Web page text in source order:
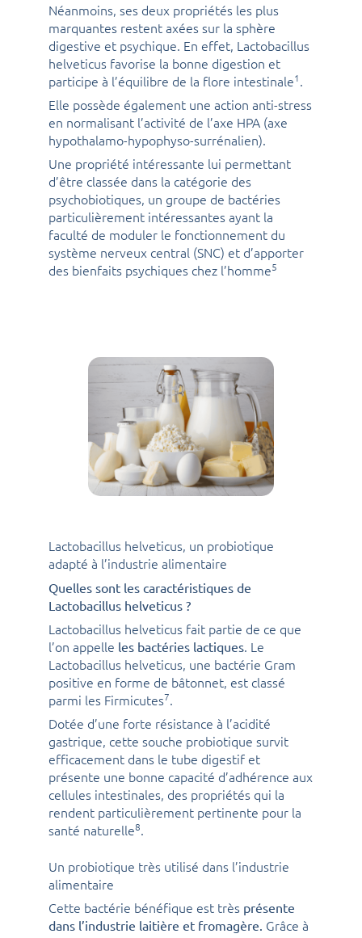
Néanmoins, ses deux propriétés les plus
marquantes restent axées sur la sphère
digestive et psychique. En effet, Lactobacillus
helveticus favorise la bonne digestion et
participe à l’équilibre de la flore intestinale1.
Elle possède également une action anti-stress
en normalisant l’activité de l’axe HPA (axe
hypothalamo-hypophyso-surrénalien).
Une propriété intéressante lui permettant
d’être classée dans la catégorie des
psychobiotiques, un groupe de bactéries
particulièrement intéressantes ayant la
faculté de moduler le fonctionnement du
système nerveux central (SNC) et d’apporter
des bienfaits psychiques chez l’homme5
Lactobacillus helveticus, un probiotique
adapté à l’industrie alimentaire
Quelles sont les caractéristiques de
Lactobacillus helveticus ?
Lactobacillus helveticus fait partie de ce que
l’on appelle les bactéries lactiques. Le
Lactobacillus helveticus, une bactérie Gram
positive en forme de bâtonnet, est classé
parmi les Firmicutes7.
Dotée d’une forte résistance à l’acidité
gastrique, cette souche probiotique survit
efficacement dans le tube digestif et
présente une bonne capacité d’adhérence aux
cellules intestinales, des propriétés qui la
rendent particulièrement pertinente pour la
santé naturelle8.
Un probiotique très utilisé dans l’industrie
alimentaire
Cette bactérie bénéfique est très présente
dans l’industrie laitière et fromagère. Grâce à